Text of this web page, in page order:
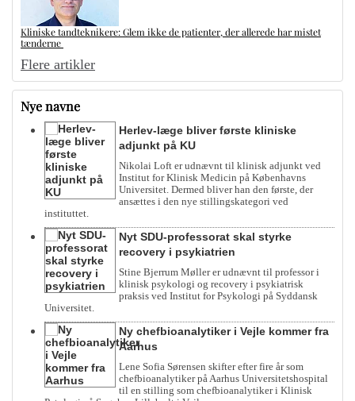
Kliniske tandteknikere: Glem ikke de patienter, der allerede har mistet
tænderne
Flere artikler
Nye navne
Herlev-læge bliver første kliniske
adjunkt på KU
Nikolai Loft er udnævnt til klinisk adjunkt ved
Institut for Klinisk Medicin på Københavns
Universitet. Dermed bliver han den første, der
ansættes i den nye stillingskategori ved
instituttet.
Nyt SDU-professorat skal styrke
recovery i psykiatrien
Stine Bjerrum Møller er udnævnt til professor i
klinisk psykologi og recovery i psykiatrisk
praksis ved Institut for Psykologi på Syddansk
Universitet.
Ny chefbioanalytiker i Vejle kommer fra
Aarhus
Lene Sofia Sørensen skifter efter fire år som
chefbioanalytiker på Aarhus Universitetshospital
til en stilling som chefbioanalytiker i Klinisk